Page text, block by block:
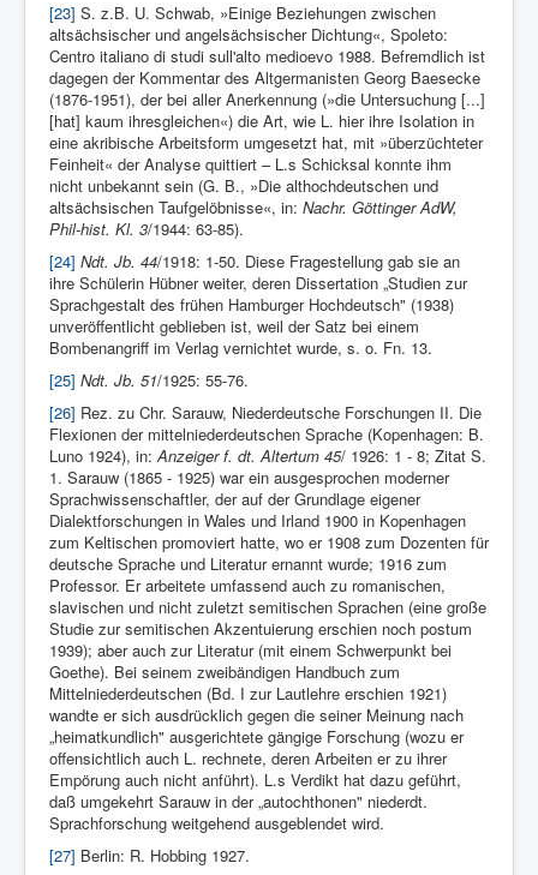
[23] S. z.B. U. Schwab, »Einige Beziehungen zwischen
altsächsischer und angelsächsischer Dichtung«, Spoleto:
Centro italiano di studi sull'alto medioevo 1988. Befremdlich ist
dagegen der Kommentar des Altgermanisten Georg Baesecke
(1876-1951), der bei aller Anerkennung (»die Untersuchung [...]
[hat] kaum ihresgleichen«) die Art, wie L. hier ihre Isolation in
eine akribische Arbeitsform umgesetzt hat, mit »überzüchteter
Feinheit« der Analyse quittiert – L.s Schicksal konnte ihm
nicht unbekannt sein (G. B., »Die althochdeutschen und
altsächsischen Taufgelöbnisse«, in: Nachr. Göttinger AdW,
Phil-hist. Kl. 3/1944: 63-85).
[24] Ndt. Jb. 44/1918: 1-50. Diese Fragestellung gab sie an
ihre Schülerin Hübner weiter, deren Dissertation „Studien zur
Sprachgestalt des frühen Hamburger Hochdeutsch" (1938)
unveröffentlicht geblieben ist, weil der Satz bei einem
Bombenangriff im Verlag vernichtet wurde, s. o. Fn. 13.
[25] Ndt. Jb. 51/1925: 55-76.
[26] Rez. zu Chr. Sarauw, Niederdeutsche Forschungen II. Die
Flexionen der mittelniederdeutschen Sprache (Kopenhagen: B.
Luno 1924), in:Anzeiger f. dt. Altertum 45/ 1926: 1 - 8; Zitat S.
1. Sarauw (1865 - 1925) war ein ausgesprochen moderner
Sprachwissenschaftler, der auf der Grundlage eigener
Dialektforschungen in Wales und Irland 1900 in Kopenhagen
zum Keltischen promoviert hatte, wo er 1908 zum Dozenten für
deutsche Sprache und Literatur ernannt wurde; 1916 zum
Professor. Er arbeitete umfassend auch zu romanischen,
slavischen und nicht zuletzt semitischen Sprachen (eine große
Studie zur semitischen Akzentuierung erschien noch postum
1939); aber auch zur Literatur (mit einem Schwerpunkt bei
Goethe). Bei seinem zweibändigen Handbuch zum
Mittelniederdeutschen (Bd. I zur Lautlehre erschien 1921)
wandte er sich ausdrücklich gegen die seiner Meinung nach
„heimatkundlich" ausgerichtete gängige Forschung (wozu er
offensichtlich auch L. rechnete, deren Arbeiten er zu ihrer
Empörung auch nicht anführt). L.s Verdikt hat dazu geführt,
daß umgekehrt Sarauw in der „autochthonen" niederdt.
Sprachforschung weitgehend ausgeblendet wird.
[27] Ber­lin: R. Hobbing 1927.